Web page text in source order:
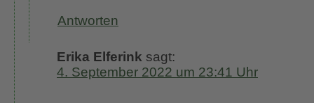
Antworten
Erika Elferink sagt:
4. September 2022 um 23:41 Uhr